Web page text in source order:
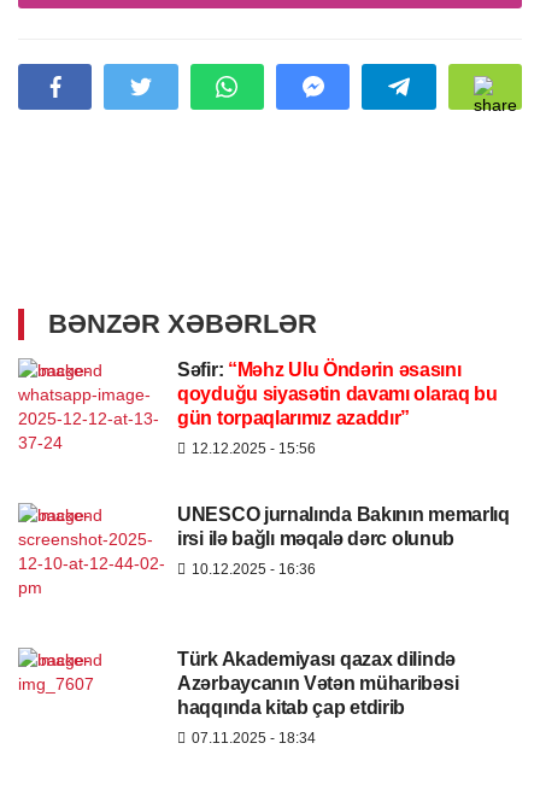
BƏNZƏR XƏBƏRLƏR
Səfir: “Məhz Ulu Öndərin əsasını
qoyduğu siyasətin davamı olaraq bu
gün torpaqlarımız azaddır”
12.12.2025 - 15:56
UNESCO jurnalında Bakının memarlıq
irsi ilə bağlı məqalə dərc olunub
10.12.2025 - 16:36
Türk Akademiyası qazax dilində
Azərbaycanın Vətən müharibəsi
haqqında kitab çap etdirib
07.11.2025 - 18:34